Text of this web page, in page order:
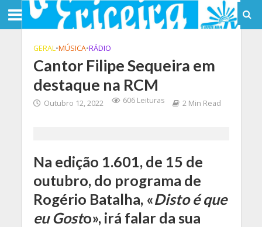
GERAL•MÚSICA•RÁDIO
Cantor Filipe Sequeira em
destaque na RCM
Outubro 12, 2022 606 Leituras 2 Min Read
Na edição 1.601, de 15 de
outubro, do programa de
Rogério Batalha, «Disto é que
eu Gosto», irá falar da sua